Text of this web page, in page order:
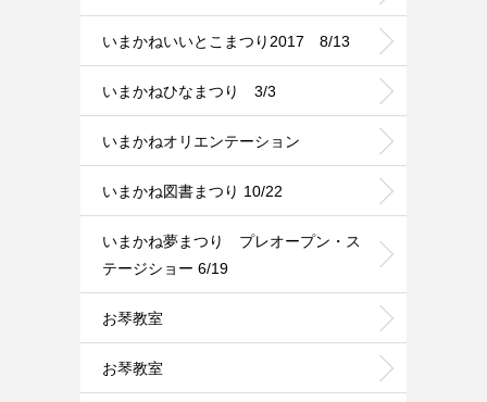
いまかねいいとこまつり2017 8/13
いまかねひなまつり 3/3
いまかねオリエンテーション
いまかね図書まつり 10/22
いまかね夢まつり プレオープン・ス
テージショー 6/19
お琴教室
お琴教室